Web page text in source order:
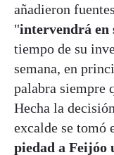
añadieron
"intervendrá en
tiempo de su
semana, en
palabra siempre
Hecha la
excalde se tomó
piedad a Feijóo